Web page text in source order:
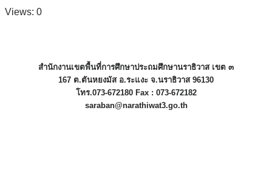
Views: 0
สำนักงานเขตพื้นที่การศึกษาประถมศึกษานราธิวาส เขต ๓
167 ต.ตันหยงมัส อ.ระแงะ จ.นราธิวาส 96130
โทร.073-672180 Fax : 073-672182
saraban@narathiwat3.go.th